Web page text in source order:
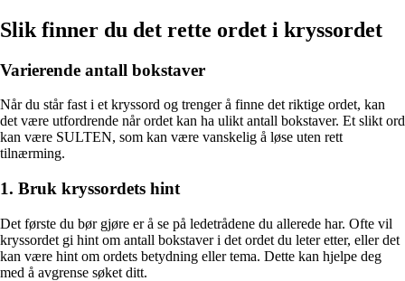
Slik finner du det rette ordet i kryssordet
Varierende antall bokstaver
Når du står fast i et kryssord og trenger å finne det riktige ordet, kan
det være utfordrende når ordet kan ha ulikt antall bokstaver. Et slikt ord
kan være SULTEN, som kan være vanskelig å løse uten rett
tilnærming.
1. Bruk kryssordets hint
Det første du bør gjøre er å se på ledetrådene du allerede har. Ofte vil
kryssordet gi hint om antall bokstaver i det ordet du leter etter, eller det
kan være hint om ordets betydning eller tema. Dette kan hjelpe deg
med å avgrense søket ditt.